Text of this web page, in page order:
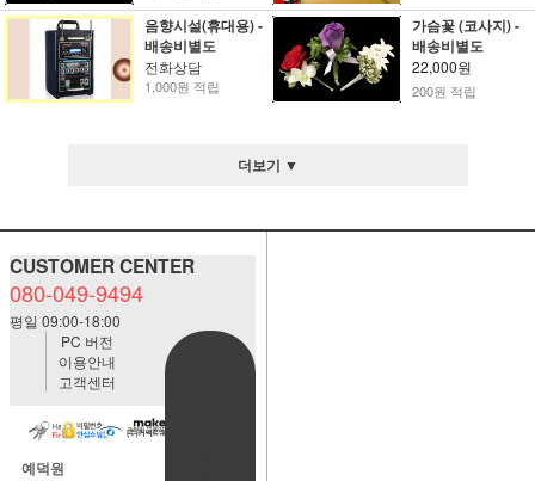
음향시설(휴대용) -
배송비별도
전화상담
1,000원 적립
가슴꽃 (코사지) -
배송비별도
22,000원
200원 적립
더보기 ▼
CUSTOMER CENTER
080-049-9494
평일 09:00-18:00
PC 버전
이용안내
고객센터
예덕원